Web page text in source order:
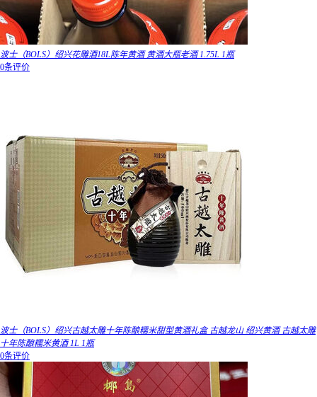
波士（BOLS）绍兴花雕酒18L陈年黄酒 黄酒大瓶老酒 1.75L 1瓶
0条评价
波士（BOLS）绍兴古越太雕十年陈酿糯米甜型黄酒礼盒 古越龙山 绍兴黄酒 古越太雕
十年陈酿糯米黄酒 1L 1瓶
0条评价